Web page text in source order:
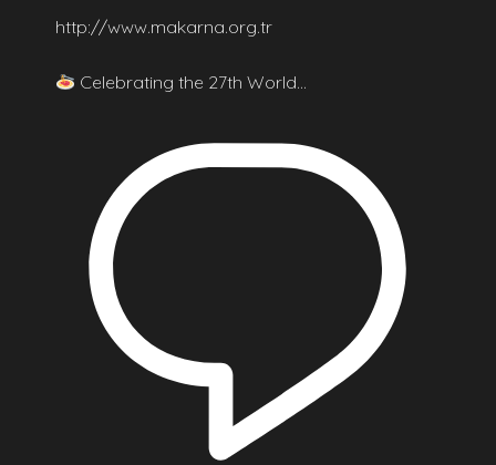
http://www.makarna.org.tr
Celebrating the 27th World…